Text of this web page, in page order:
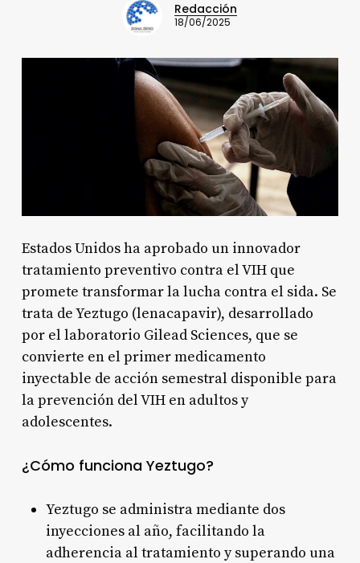
Redacción
18/06/2025
Estados Unidos ha aprobado un innovador
tratamiento preventivo contra el VIH que
promete transformar la lucha contra el sida. Se
trata de Yeztugo (lenacapavir), desarrollado
por el laboratorio Gilead Sciences, que se
convierte en el primer medicamento
inyectable de acción semestral disponible para
la prevención del VIH en adultos y
adolescentes.
¿Cómo funciona Yeztugo?
Yeztugo se administra mediante dos
inyecciones al año, facilitando la
adherencia al tratamiento y superando una